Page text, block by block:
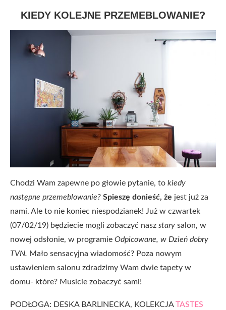
KIEDY KOLEJNE PRZEMEBLOWANIE?
Chodzi Wam zapewne po głowie pytanie, to kiedy
następne przemeblowanie? Spieszę donieść, że jest już za
nami. Ale to nie koniec niespodzianek! Już w czwartek
(07/02/19) będziecie mogli zobaczyć nasz stary salon, w
nowej odsłonie, w programie Odpicowane, w Dzień dobry
TVN. Mało sensacyjna wiadomość? Poza nowym
ustawieniem salonu zdradzimy Wam dwie tapety w
domu- które? Musicie zobaczyć sami!
PODŁOGA: DESKA BARLINECKA, KOLEKCJATASTES